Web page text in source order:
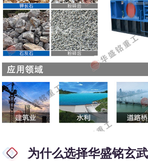
为什么选择华盛铭玄